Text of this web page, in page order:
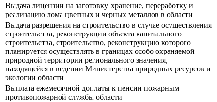
Выдача лицензии на заготовку, хранение, переработку и
реализацию лома цветных и черных металлов в области
Выдача разрешения на строительство в случае осуществления
строительства, реконструкции объекта капитального
строительства, строительство, реконструкцию которого
планируется осуществлять в границах особо охраняемой
природной территории регионального значения,
находящейся в ведении Министерства природных ресурсов и
экологии области
Выплата ежемесячной доплаты к пенсии пожарным
противопожарной службы области